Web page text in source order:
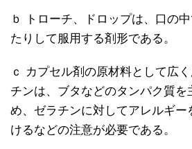
ｂ トローチ、ドロップは、口の
たりして服用する剤形である。
ｃ カプセル剤の原材料として広
チンは、ブタなどのタンパク質を
め、ゼラチンに対してアレルギー
けるなどの注意が必要である。